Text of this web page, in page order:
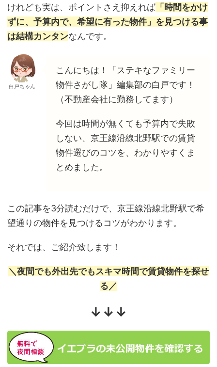
けれども実は、ポイントさえ抑えれば 「時間をかけ
ずに、予算内で、希望に有った物件」を見つける事
は結構カンタンなんです。
白戸ちゃん
こんにちは！「ステキなファミリー
物件さがし隊」編集部の白戸です！
（不動産会社に勤務してます）
今回は時間が無くても予算内で失敗
しない、京王線沿線北野駅での賃貸
物件選びのコツを、わかりやすくま
とめました。
この記事を3分読むだけで、京王線沿線北野駅で希
望通りの物件を見つけるコツがわかります。
それでは、ご紹介致します！
＼夜間でも外出先でもスキマ時間で賃貸物件を探せ
る／
↓↓↓